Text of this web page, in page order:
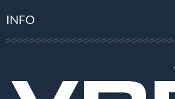
INFO